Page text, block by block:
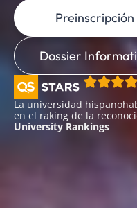
Preinscripción
Dossier
La universidad
en el raking de la
University Rankings